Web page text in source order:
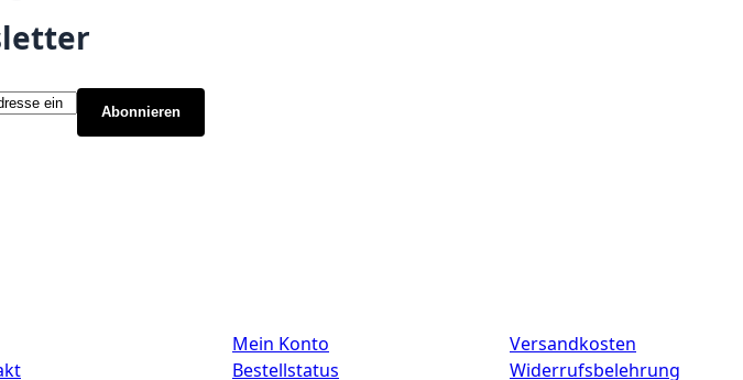
Newsletter an:
Abonnieren
Mein Konto
Bestellstatus
Versandkosten
Widerrufsbelehrung